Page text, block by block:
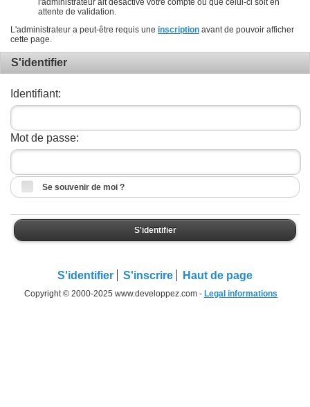
attente de validation.
L'administrateur a peut-être requis une inscription avant de pouvoir afficher
cette page.
S'identifier
Identifiant:
Mot de passe:
Se souvenir de moi ?
S'identifier
S'identifier S'inscrire Haut de page
Copyright © 2000-2025 www.developpez.com - Legal informations